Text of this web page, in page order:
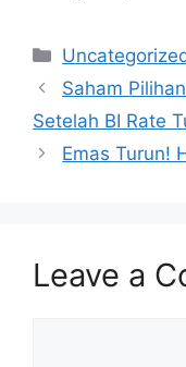
Categories
Saham
Setelah BI Rate
Emas Turun!
Leave a